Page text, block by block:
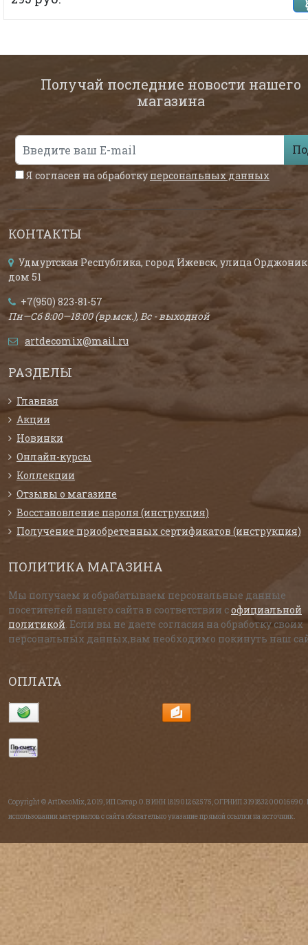
Получай последние новости нашего
магазина
Я согласен на обработку персональных данных
КОНТАКТЫ
Удмуртская Республика, город Ижевск, улица
дом 51
+7(950) 823-81-57
Пн—Сб 8:00—18:00 (вр.мск.), Вс - выходной
artdecomix@mail.ru
РАЗДЕЛЫ
Главная
Акции
Новинки
Онлайн-курсы
Коллекции
Отзывы о магазине
Восстановление пароля (инструкция)
Получение приобретенных сертификатов (инструкция)
ПОЛИТИКА МАГАЗИНА
Мы получаем и обрабатываем персональные данные
посетителей нашего сайта в соответствии софициальной
политикой . Если вы не даете согласия на обработку своих
персональных данных,вам необходимо покинуть наш
ОПЛАТА
Copyright © ArtDecoMix, 2019, ИП Ситар О.В ИНН 181901262575, ОГРНИП 319183200016690.
использовании материалов с сайта обязательно указание прямой ссылки на источник.